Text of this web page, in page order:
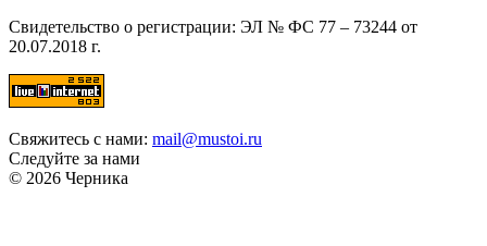
Свидетельство о регистрации: ЭЛ № ФС 77 – 73244 от
20.07.2018 г.
Свяжитесь с нами: mail@mustoi.ru
Следуйте за нами
© 2026 Черника